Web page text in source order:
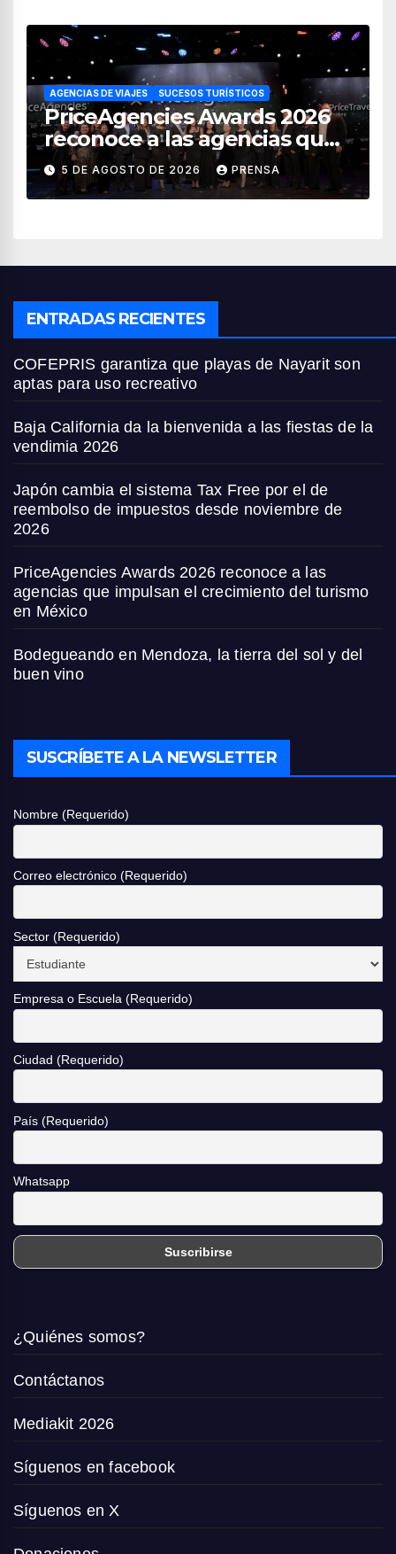
AGENCIAS DE VIAJES SUCESOS TURÍSTICOS
PriceAgencies Awards 2026
reconoce a las agencias que
impulsan el crecimiento del
turismo en México
5 DE AGOSTO DE 2026 PRENSA
ENTRADAS RECIENTES
COFEPRIS garantiza que playas de Nayarit son
aptas para uso recreativo
Baja California da la bienvenida a las fiestas de la
vendimia 2026
Japón cambia el sistema Tax Free por el de
reembolso de impuestos desde noviembre de
2026
PriceAgencies Awards 2026 reconoce a las
agencias que impulsan el crecimiento del turismo
en México
Bodegueando en Mendoza, la tierra del sol y del
buen vino
SUSCRÍBETE A LA NEWSLETTER
Nombre (Requerido)
Correo electrónico (Requerido)
Sector (Requerido)
Empresa o Escuela (Requerido)
Ciudad (Requerido)
País (Requerido)
Whatsapp
¿Quiénes somos?
Contáctanos
Mediakit 2026
Síguenos en facebook
Síguenos en X